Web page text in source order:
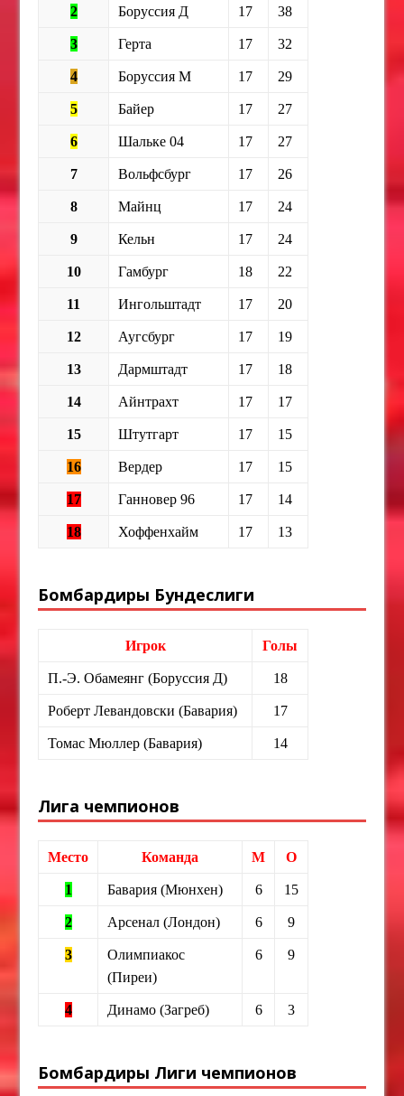
2 Боруссия Д 17 38
3 Герта 17 32
4 Боруссия М 17 29
5 Байер 17 27
6 Шальке 04 17 27
7 Вольфсбург 17 26
8 Майнц 17 24
9 Кельн 17 24
10 Гамбург 18 22
11 Ингольштадт 17 20
12 Аугсбург 17 19
13 Дармштадт 17 18
14 Айнтрахт 17 17
15 Штутгарт 17 15
16 Вердер 17 15
17 Ганновер 96 17 14
18 Хоффенхайм 17 13
Бомбардиры Бундеслиги
Игрок Голы
П.-Э. Обамеянг (Боруссия Д) 18
Роберт Левандовски (Бавария) 17
Томас Мюллер (Бавария) 14
Лига чемпионов
Место Команда М О
1 Бавария (Мюнхен) 6 15
2 Арсенал (Лондон) 6 9
3
Олимпиакос
(Пиреи)
6 9
4 Динамо (Загреб) 6 3
Бомбардиры Лиги чемпионов